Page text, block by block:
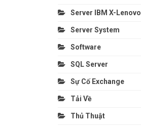
Server IBM X-Lenovo
Server System
Software
SQL Server
Sự Cố Exchange
Tải Về
Thủ Thuật